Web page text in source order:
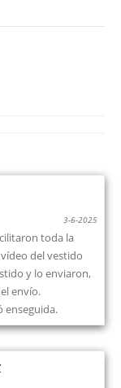
3-6-2025
toda la
del vestido
y lo enviaron,
envío.
enseguida.